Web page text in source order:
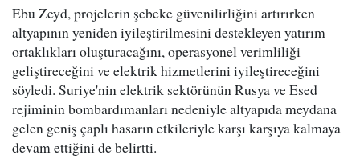
Ebu Zeyd, projelerin şebeke güvenilirliğini artırırken
altyapının yeniden iyileştirilmesini destekleyen yatırım
ortaklıkları oluşturacağını, operasyonel verimliliği
geliştireceğini ve elektrik hizmetlerini iyileştireceğini
söyledi. Suriye'nin elektrik sektörünün Rusya ve Esed
rejiminin bombardımanları nedeniyle altyapıda meydana
gelen geniş çaplı hasarın etkileriyle karşı karşıya kalmaya
devam ettiğini de belirtti.